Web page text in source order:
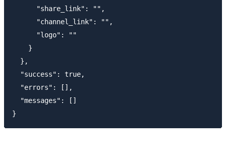
      "share_link": "",
      "channel_link": "",
      "logo": ""
    }
  },
  "success": true,
  "errors": [],
  "messages": []